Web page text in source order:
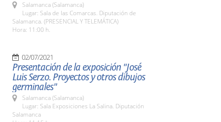
Salamanca (Salamanca)
Lugar: Sala de las Comarcas. Diputación de
Salamanca. (PRESENCIAL Y TELEMÁTICA)
Hora: 11:00 h.
02/07/2021
Presentación de la exposición "José
Luis Serzo. Proyectos y otros dibujos
germinales"
Salamanca (Salamanca)
Lugar: Sala Exposiciones La Salina. Diputación
Salamanca